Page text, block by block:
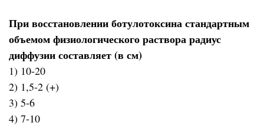
При восстановлении ботулотоксина стандартным
объемом физиологического раствора радиус
диффузии составляет (в см)
1) 10-20
2) 1,5-2 (+)
3) 5-6
4) 7-10